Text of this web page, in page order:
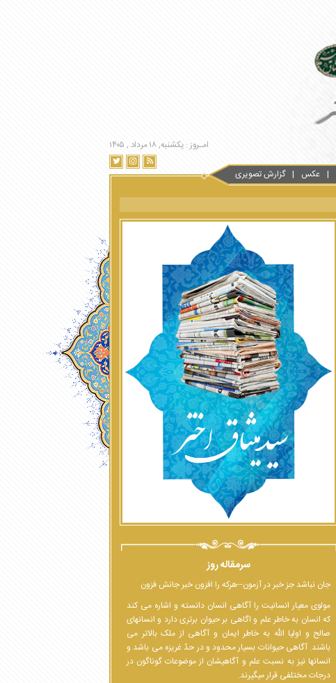
امـروز : یکشنبه, ۱۸ مرداد , ۱۴۰۵
عکس گزارش تصویری
سرمقاله روز
جان نباشد جز خبر در آزمون--هرکه را افزون خبر جانش فزون
مولوی معیار انسانیت را آگاهی انسان دانسته و اشاره می کند
که انسان به خاطر علم و اگاهی بر حیوان برتری دارد و انسانهای
صالح و اولیا الله به خاطر ایمان و آگاهی از ملک بالاتر می
باشند. آگاهی حیوانات بسیار محدود و در حدّ غریزه می باشد و
انسانها نیز به نسبت علم و آگاهیشان از موضوعات گوناگون در
درجات مختلفی قرار میگیرند.